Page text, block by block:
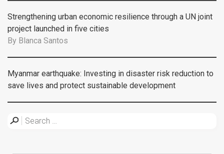
Strengthening urban economic resilience through a UN joint
project launched in five cities
By Blanca Santos
Myanmar earthquake: Investing in disaster risk reduction to
save lives and protect sustainable development